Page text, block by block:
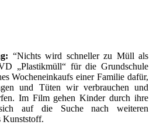
“Nichts wird schneller zu Müll als
„Plastikmüll“ für die Grundschule
Wocheneinkaufs einer Familie dafür,
und Tüten wir verbrauchen und
Im Film gehen Kinder durch ihre
auf die Suche nach weiteren
Kunststoff.